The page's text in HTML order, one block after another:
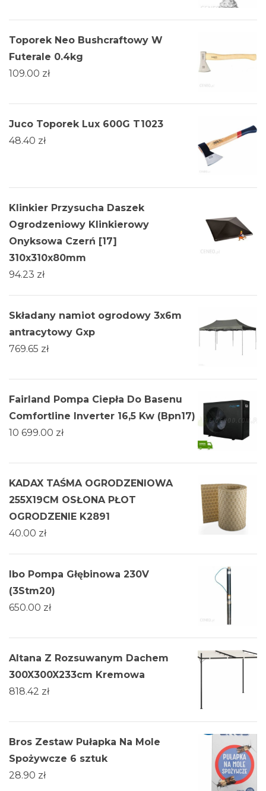
Toporek Neo Bushcraftowy W
Futerale 0.4kg
109.00 zł
Juco Toporek Lux 600G T1023
48.40 zł
Klinkier Przysucha Daszek
Ogrodzeniowy Klinkierowy
Onyksowa Czerń [17]
310x310x80mm
94.23 zł
Składany namiot ogrodowy 3x6m
antracytowy Gxp
769.65 zł
Fairland Pompa Ciepła Do Basenu
Comfortline Inverter 16,5 Kw (Bpn17)
10 699.00 zł
KADAX TAŚMA OGRODZENIOWA
255X19CM OSŁONA PŁOT
OGRODZENIE K2891
40.00 zł
Ibo Pompa Głębinowa 230V
(3Stm20)
650.00 zł
Altana Z Rozsuwanym Dachem
300X300X233cm Kremowa
818.42 zł
Bros Zestaw Pułapka Na Mole
Spożywcze 6 sztuk
28.90 zł